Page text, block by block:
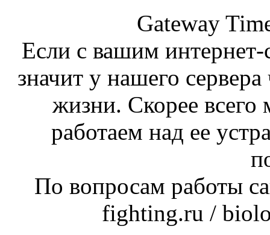
Gateway
Если с вашим интернет-
значит у нашего
жизни. Скорее
работаем над ее
По вопросам работы
fighting.ru /